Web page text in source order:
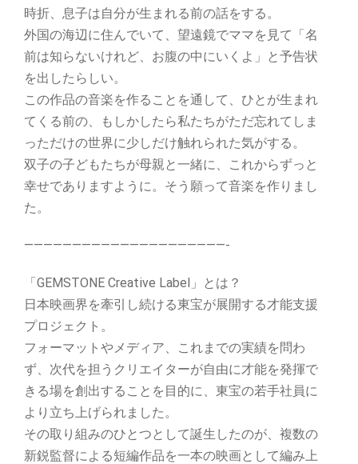
時折、息子は自分が生まれる前の話をする。
外国の海辺に住んでいて、望遠鏡でママを見て「名
前は知らないけれど、お腹の中にいくよ」と予告状
を出したらしい。
この作品の音楽を作ることを通して、ひとが生まれ
てくる前の、もしかしたら私たちがただ忘れてしま
っただけの世界に少しだけ触れられた気がする。
双子の子どもたちが母親と一緒に、これからずっと
幸せでありますように。そう願って音楽を作りまし
た。
—————————————————————-
「GEMSTONE Creative Label」とは？
日本映画界を牽引し続ける東宝が展開する才能支援
プロジェクト。
フォーマットやメディア、これまでの実績を問わ
ず、次代を担うクリエイターが自由に才能を発揮で
きる場を創出することを目的に、東宝の若手社員に
より立ち上げられました。
その取り組みのひとつとして誕生したのが、複数の
新鋭監督による短編作品を一本の映画として編み上